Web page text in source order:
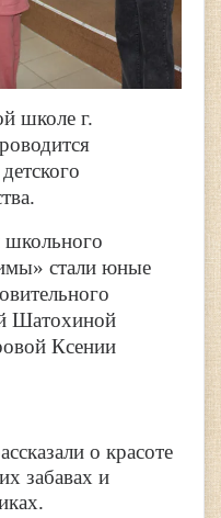
школе г.
школьного
стали юные
Шатохиной
Ксении
о красоте
забавах и